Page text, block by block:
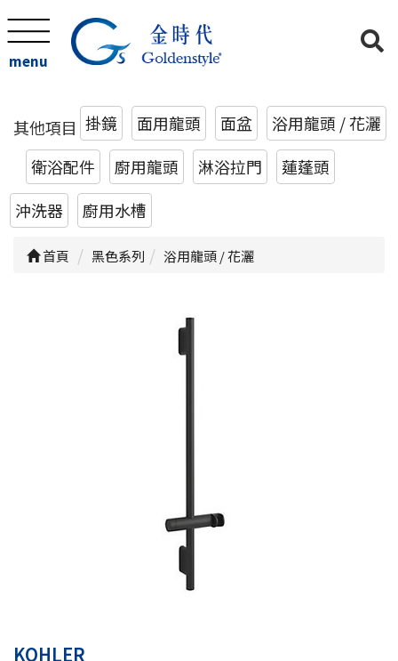
menu
其他項目 掛鏡 面用龍頭 面盆
浴用龍頭 / 花灑
衛浴配件
廚用龍頭 淋浴拉門
蓮蓬頭
沖洗器
廚用水槽
首頁 黑色系列 浴用龍頭 / 花灑
KOHLER